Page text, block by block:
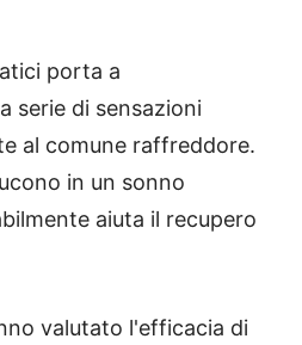
porta a
serie di sensazioni
al comune raffreddore.
in un sonno
aiuta il recupero
valutato l'efficacia di